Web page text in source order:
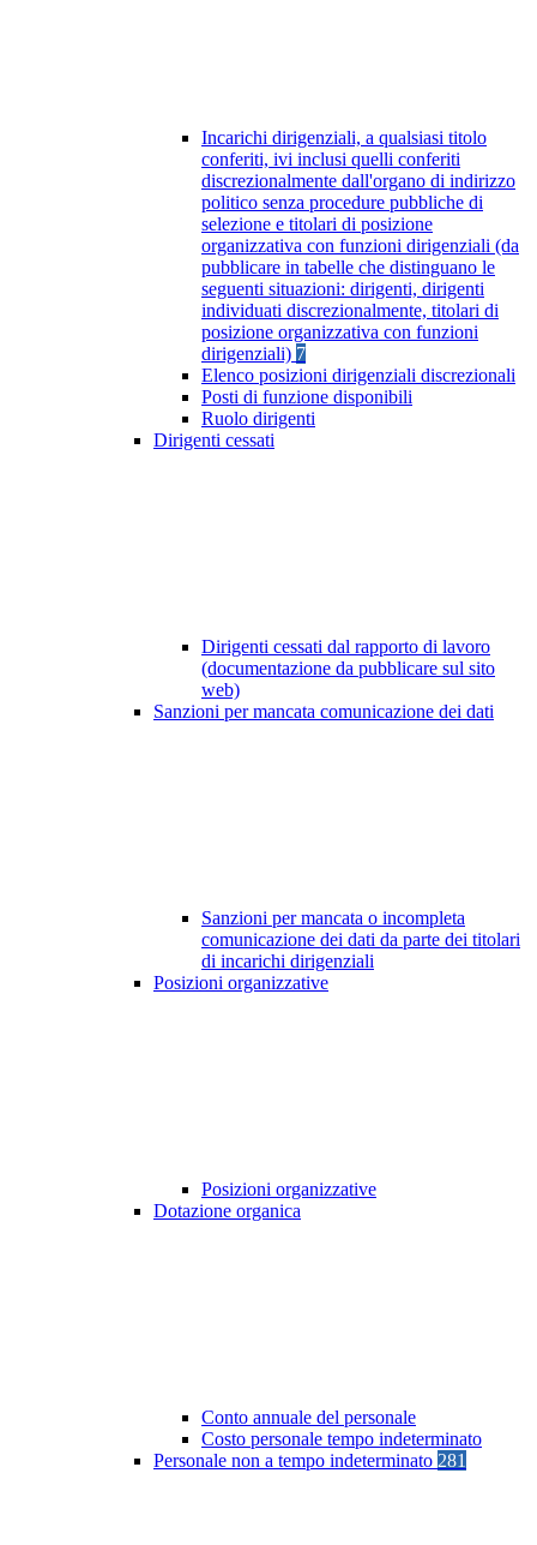
Incarichi dirigenziali, a qualsiasi titolo
conferiti, ivi inclusi quelli conferiti
discrezionalmente dall'organo di indirizzo
politico senza procedure pubbliche di
selezione e titolari di posizione
organizzativa con funzioni dirigenziali (da
pubblicare in tabelle che distinguano le
seguenti situazioni: dirigenti, dirigenti
individuati discrezionalmente, titolari di
posizione organizzativa con funzioni
dirigenziali) 7
Elenco posizioni dirigenziali discrezionali
Posti di funzione disponibili
Ruolo dirigenti
Dirigenti cessati
Dirigenti cessati dal rapporto di lavoro
(documentazione da pubblicare sul sito
web)
Sanzioni per mancata comunicazione dei dati
Sanzioni per mancata o incompleta
comunicazione dei dati da parte dei titolari
di incarichi dirigenziali
Posizioni organizzative
Posizioni organizzative
Dotazione organica
Conto annuale del personale
Costo personale tempo indeterminato
Personale non a tempo indeterminato 281